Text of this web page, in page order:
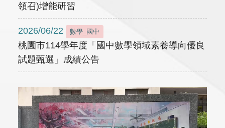
領召)增能研習
2026/06/22 數學_國中
桃園市114學年度「國中數學領域素養導向優良
試題甄選」成績公告